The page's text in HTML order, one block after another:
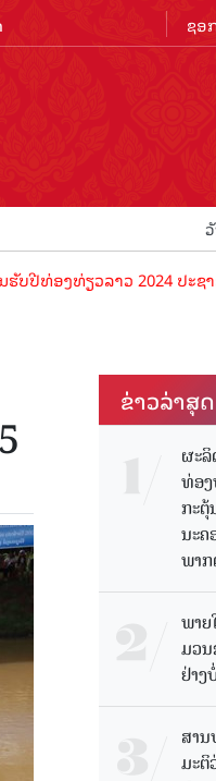
ທ່ຽວລາວ 2024 ປະຊາຊົນລາ
ຂ່າວ​ລ່າ​ສຸດ
ຜະ
ທ່ອ
ກະ
ນະ
ພາກ
ພາ
ມວນ
ຢ່າງ
ສາ
ມະຕິ